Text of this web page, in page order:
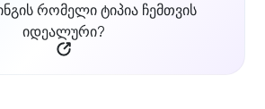
რომელი ტიპია ჩემთვის
იდეალური?